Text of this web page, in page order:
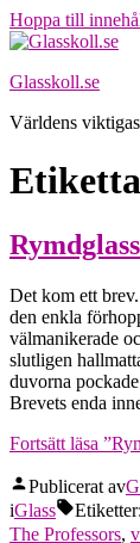
Hoppa till
Glasskoll.se
Världens
Det kom ett
den enkla
välmanikerade
slutligen
duvorna
Brevets enda
Fortsätt läsa
Publicerat av
iGlass Etiketter:
The Professors,